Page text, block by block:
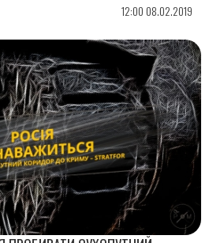
12:00 08.02.2019